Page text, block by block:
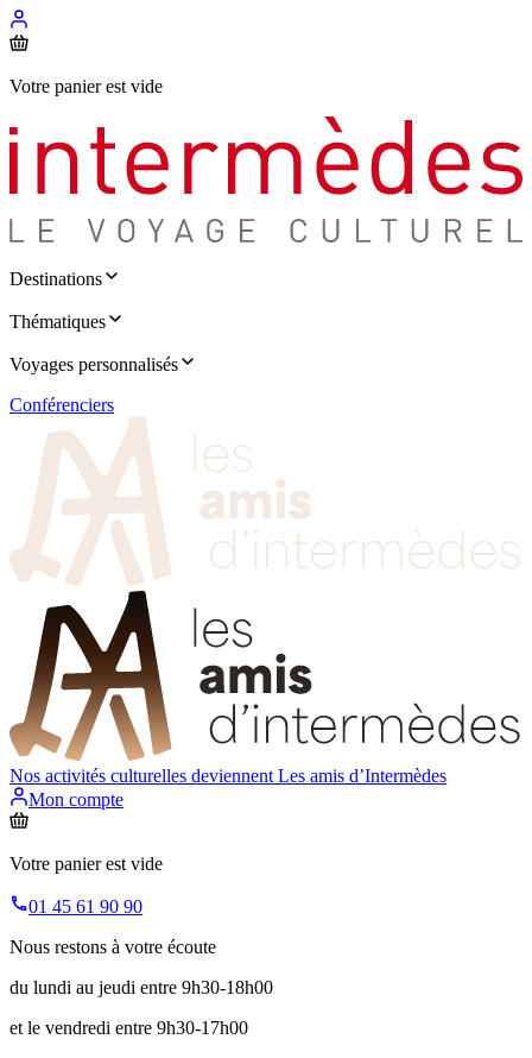
Votre panier est vide
Destinations
Thématiques
Voyages personnalisés
Conférenciers
Nos activités culturelles deviennent Les amis d’Intermèdes
Mon compte
Votre panier est vide
01 45 61 90 90
Nous restons à votre écoute
du lundi au jeudi entre 9h30-18h00
et le vendredi entre 9h30-17h00